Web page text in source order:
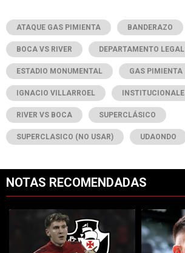
ATAQUE GAS PIMIENTA BANDERAZO
BOCA VS RIVER DEPARTAMENTO
ESTADIO MONUMENTAL GAS PIMIENTA
IGNACIO VILLARROEL
RIVER VS BOCA SUPERCLÁSICO
SUPERCLASICO (NO USAR) UDAONDO
NOTAS RECOMENDADAS
Un artículo de tendencia con el título "River
Un